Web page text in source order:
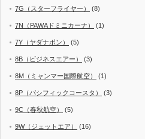
7G（スターフライヤー） (8)
7N（PAWAドミニカーナ） (1)
7Y（ヤダナポン） (5)
8B（ビジネスエアー） (3)
8M（ミャンマー国際航空） (1)
8P（パシフィックコースタ） (3)
9C（春秋航空） (5)
9W（ジェットエア） (16)